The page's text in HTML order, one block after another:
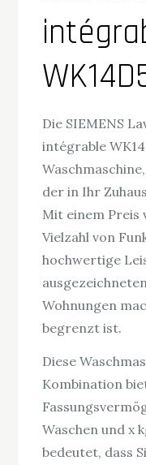
Die SIEMENS
intégrable
der in Ihr
Mit einem Preis
Vielzahl von
hochwertige
Wohnungen
begrenzt ist.
Diese
Kombination
Waschen und x
bedeutet, dass